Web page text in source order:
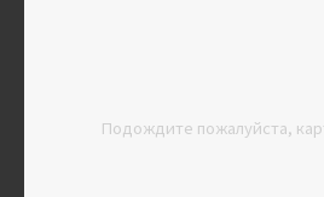
Подождите пожалуйста,